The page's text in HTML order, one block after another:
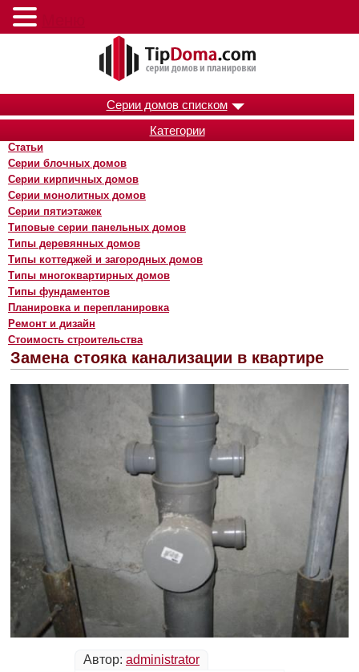
Серии домов списком
Категории
Статьи
Серии блочных домов
Серии кирпичных домов
Серии монолитных домов
Серии пятиэтажек
Типовые серии панельных домов
Типы деревянных домов
Типы коттеджей и загородных домов
Типы многоквартирных домов
Типы фундаментов
Планировка и перепланировка
Ремонт и дизайн
Стоимость строительства
Замена стояка канализации в квартире
Автор: administrator